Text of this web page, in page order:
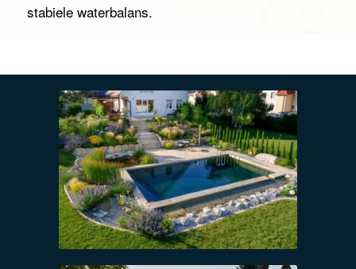
stabiele waterbalans.